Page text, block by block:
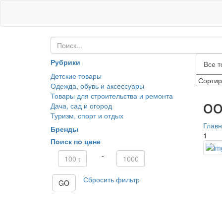
Рубрики
Детские товары
Одежда, обувь и аксессуары
Товары для строительства и ремонта
Дача, сад и огород
Туризм, спорт и отдых
Бренды
Поиск по цене
-
GO Сбросить фильтр
Все
1